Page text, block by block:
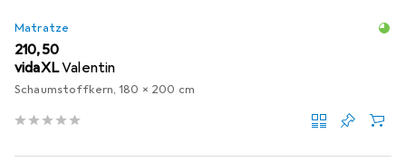
Matratze
EUR
210,50
vidaXLValentin
Schaumstoffkern, 180 x 200 cm